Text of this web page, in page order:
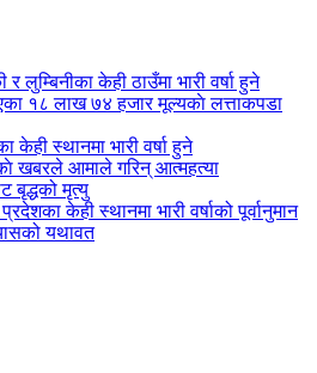
लुम्बिनीका केही ठाउँमा भारी वर्षा हुने
१८ लाख ७४ हजार मूल्यकाे लत्ताकपडा
केही स्थानमा भारी वर्षा हुने
खबरले आमाले गरिन् आत्महत्या
बृद्धको मृत्यु
केही स्थानमा भारी वर्षाको पूर्वानुमान
यथावत